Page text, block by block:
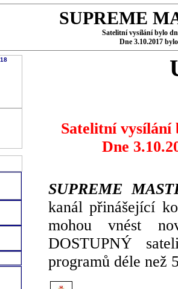
SUPREME
Satelitní vysílání bylo
Dne 3.10.2017
Satelitní vysílání
Dne
SUPREME
kanál přinášející
mohou vnést
DOSTUPNÝ
programů déle než